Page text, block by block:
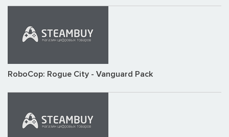
RoboCop: Rogue City - Vanguard Pack